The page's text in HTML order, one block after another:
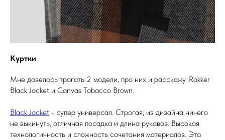
Куртки
Мне довелось трогать 2 модели, про них и расскажу. Rokker
Black Jacket и Canvas Tobacco Brown.
Black Jacket - супер универсал. Строгая, из дизайна ничего
не выкинуть, отличная посадка и длина рукавов. Высокая
технологичность и сложность сочетания материалов. Эта